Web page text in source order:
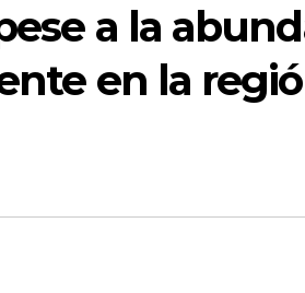
a la
en la